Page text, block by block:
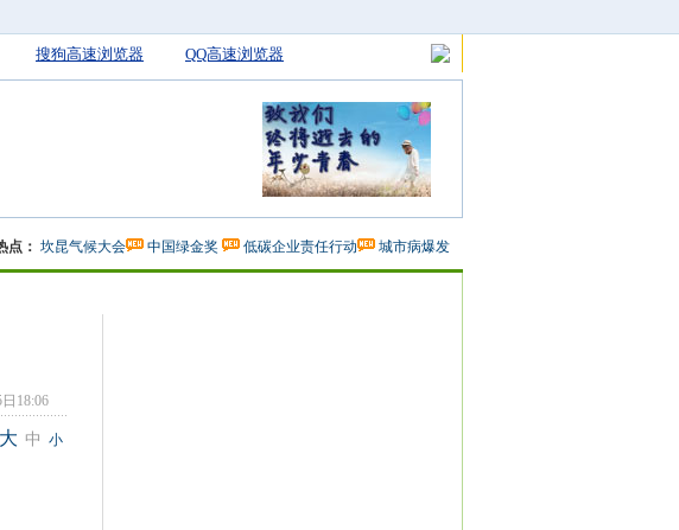
搜狗高速浏览器 QQ高速浏览器
点： 坎昆气候大会 中国绿金奖 低碳企业责任行动 城市病爆发
18:06
大 中 小